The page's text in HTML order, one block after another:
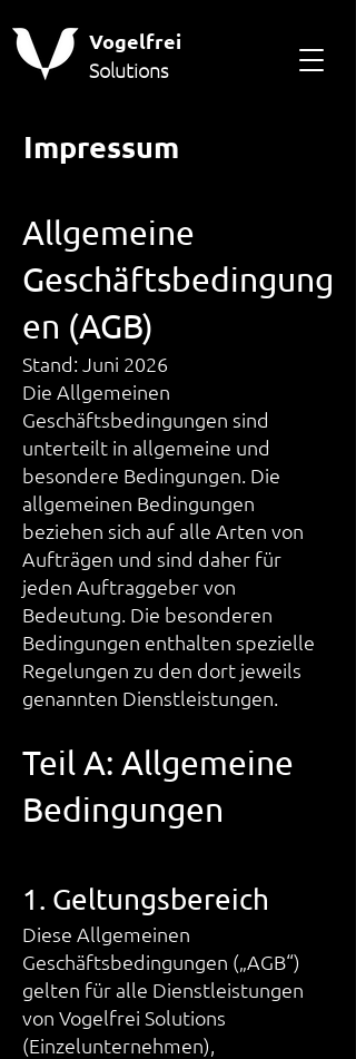
Vogelfrei
Solutions
Impressum
Allgemeine
Geschäftsbedingung
en (AGB)
Stand: Juni 2026
Die Allgemeinen
Geschäftsbedingungen sind
unterteilt in allgemeine und
besondere Bedingungen. Die
allgemeinen Bedingungen
beziehen sich auf alle Arten von
Aufträgen und sind daher für
jeden Auftraggeber von
Bedeutung. Die besonderen
Bedingungen enthalten spezielle
Regelungen zu den dort jeweils
genannten Dienstleistungen.
Teil A: Allgemeine
Bedingungen
1. Geltungsbereich
Diese Allgemeinen
Geschäftsbedingungen („AGB“)
gelten für alle Dienstleistungen
von Vogelfrei Solutions
(Einzelunternehmen),